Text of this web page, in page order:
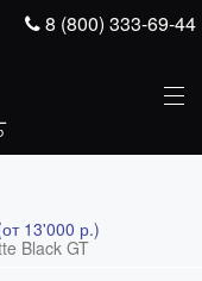
8 (800) 333-69-44
13'000 р.)
Black GT